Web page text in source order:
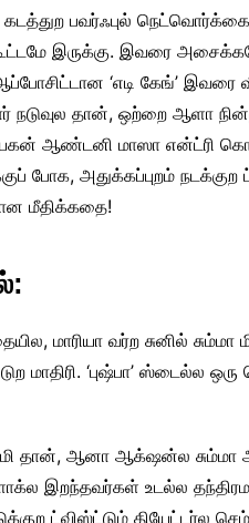
பவர்ஃபுல் நெட்வொர்க்கை
இருக்கு. இவரை
‘எடி கேங்’
நடுவுல தான், ஒற்றை ஆளா
ஆண்டனி மாஸா என்ட்ரி
போக, அதுக்கப்புறம்
மீதிக்கதை!
மாரியா வர்ற சுனில் சும்மா
மாதிரி. ‘புஷ்பா’ ஸ்டைல்ல
தான், ஆனா ஆக்‌ஷன்ல சும்மா
இறந்தவர்கள் உடல்ல
ட்விஸ்ட்டும் தியேட்டர்ல